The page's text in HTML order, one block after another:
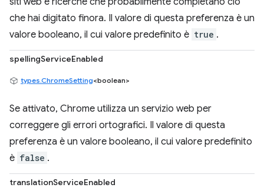
che hai digitato finora. Il valore di questa preferenza è un
valore booleano, il cui valore predefinito è true .
spellingServiceEnabled
types.ChromeSetting<boolean>
Se attivato, Chrome utilizza un servizio web per
correggere gli errori ortografici. Il valore di questa
preferenza è un valore booleano, il cui valore predefinito
è false .
translationServiceEnabled